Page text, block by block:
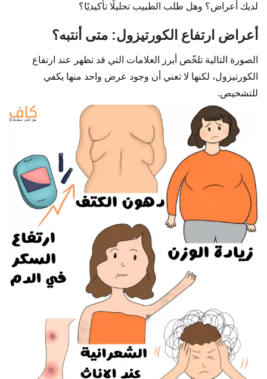
لديك أعراض؟ وهل طلب الطبيب تحليلًا تأكيديًا؟
أعراض ارتفاع الكورتيزول: متى أنتبه؟
الصورة التالية تلخّص أبرز العلامات التي قد تظهر عند ارتفاع
الكورتيزول، لكنها لا تعني أن وجود عرض واحد منها يكفي
للتشخيص.